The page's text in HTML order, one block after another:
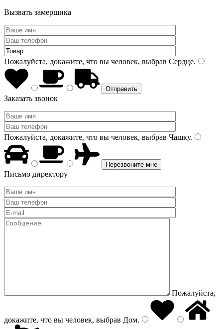
Вызвать замерщика
Пожалуйста, докажите, что вы человек, выбрав Сердце.
Заказать звонок
Пожалуйста, докажите, что вы человек, выбрав Чашку.
Письмо директору
Пожалуйста,
докажите, что вы человек, выбрав Дом.